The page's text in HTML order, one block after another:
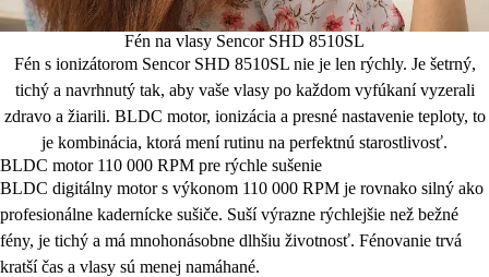
Fén na vlasy Sencor SHD 8510SL
Fén s ionizátorom Sencor SHD 8510SL nie je len rýchly. Je šetrný,
tichý a navrhnutý tak, aby vaše vlasy po každom vyfúkaní vyzerali
zdravo a žiarili. BLDC motor, ionizácia a presné nastavenie teploty, to
je kombinácia, ktorá mení rutinu na perfektnú starostlivosť.
BLDC motor 110 000 RPM pre rýchle sušenie
BLDC digitálny motor s výkonom 110 000 RPM je rovnako silný ako
profesionálne kadernícke sušiče. Suší výrazne rýchlejšie než bežné
fény, je tichý a má mnohonásobne dlhšiu životnosť. Fénovanie trvá
kratší čas a vlasy sú menej namáhané.